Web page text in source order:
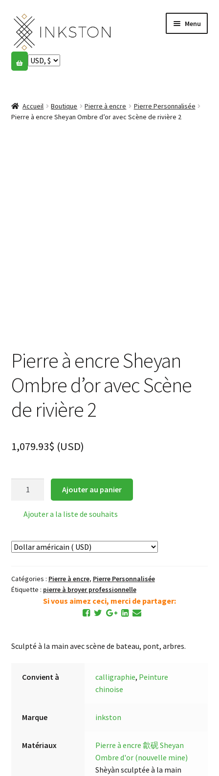
Aller
la
navigation
Aller
au
contenu
Menu
Boutique
menu
English
Accueil Boutique Pierre à encre
Pierre Personnalisée
Pierre à encre Sheyan Ombre d’or avec Scène de rivière 2
Pierre à encre Sheyan
Ombre d’or avec Scène
de rivière 2
1,079.93$ (USD)
Sheyan
avec
Scène
Ajouter au panier
Ajouter a la liste de souhaits
Catégories : Pierre à encre, Pierre Personnalisée
Étiquette : pierre à broyer professionnelle
Si vous aimez ceci, merci de partager:
Sculpté à la main avec scène de bateau, pont, arbres.
Convient à calligraphie, Peinture
chinoise
Marque inkston
Matériaux
Pierre à encre 歙砚 Sheyan
Ombre d'or (nouvelle mine)
Shèyàn sculptée à la main